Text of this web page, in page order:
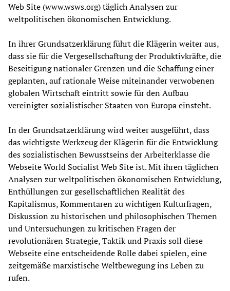
Web Site (www.wsws.org) täglich Analysen zur
weltpolitischen ökonomischen Entwicklung.
In ihrer Grundsatzerklärung führt die Klägerin weiter aus,
dass sie für die Vergesellschaftung der Produktivkräfte, die
Beseitigung nationaler Grenzen und die Schaffung einer
geplanten, auf rationale Weise miteinander verwobenen
globalen Wirtschaft eintritt sowie für den Aufbau
vereinigter sozialistischer Staaten von Europa einsteht.
In der Grundsatzerklärung wird weiter ausgeführt, dass
das wichtigste Werkzeug der Klägerin für die Entwicklung
des sozialistischen Bewusstseins der Arbeiterklasse die
Webseite World Socialist Web Site ist. Mit ihren täglichen
Analysen zur weltpolitischen ökonomischen Entwicklung,
Enthüllungen zur gesellschaftlichen Realität des
Kapitalismus, Kommentaren zu wichtigen Kulturfragen,
Diskussion zu historischen und philosophischen Themen
und Untersuchungen zu kritischen Fragen der
revolutionären Strategie, Taktik und Praxis soll diese
Webseite eine entscheidende Rolle dabei spielen, eine
zeitgemäße marxistische Weltbewegung ins Leben zu
rufen.